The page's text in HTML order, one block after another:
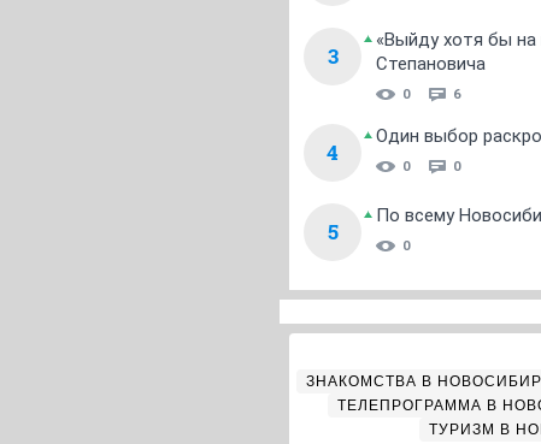
3
«Выйду хотя бы на
Степановича
0 6
4
Один выбор
0 0
5
По всему
0
ЗНАКОМСТВА В
ТЕЛЕПРОГРАММА В
ТУРИЗМ В